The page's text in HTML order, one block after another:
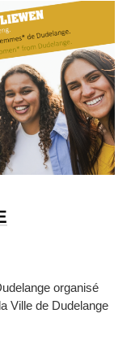
organisé
Ville de Dudelange